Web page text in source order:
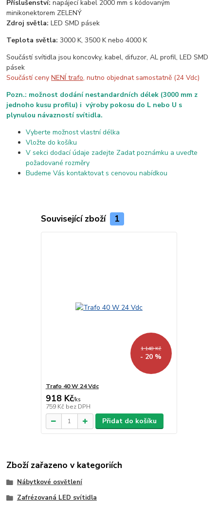
Příslušenství:napájecí kabel 2000 mm s kódovaným
minikonektorem ZELENÝ
Zdroj světla:LED SMD pásek
Teplota světla:3000 K, 3500 K nebo 4000 K
Součástí svítidla jsou koncovky, kabel, difuzor, AL profil, LED SMD
pásek
Součástí cenyNENÍ trafo, nutno objednat samostatně (24 Vdc)
Pozn.: možnost dodání nestandardních délek (3000 mm z
jednoho kusu profilu) i výroby pokosu do L nebo U s
plynulou návazností svítidla.
Vyberte možnost vlastní délka
Vložte do košíku
V sekci dodací údaje zadejte Zadat poznámku a uveďte
požadované rozměry
Budeme Vás kontaktovat s cenovou nabídkou
Související zboží 1
1 148 Kč
- 20 %
Trafo 40 W 24 Vdc
918 Kč/ks
759 Kč bez DPH
Přidat do košíku
Zboží zařazeno v kategoriích
Nábytkové osvětlení
Zafrézovaná LED svítidla